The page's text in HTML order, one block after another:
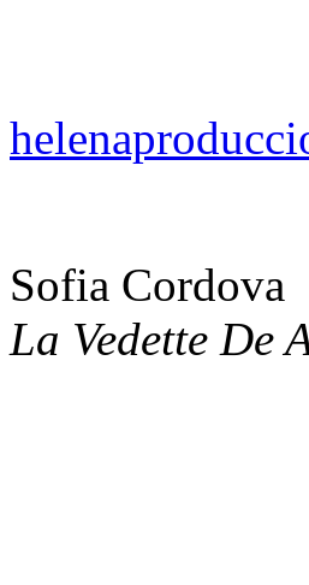
Sofia Cordova
La Vedette De